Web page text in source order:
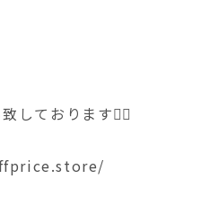
しております🙇‍♀️